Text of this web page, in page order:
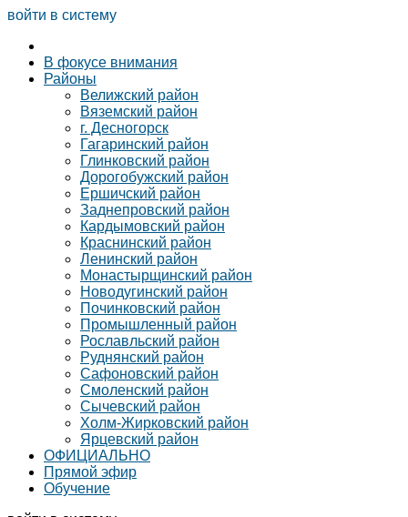
войти в систему
В фокусе внимания
Районы
Велижский район
Вяземский район
г. Десногорск
Гагаринский район
Глинковский район
Дорогобужский район
Ершичский район
Заднепровский район
Кардымовский район
Краснинский район
Ленинский район
Монастырщинский район
Новодугинский район
Починковский район
Промышленный район
Рославльский район
Руднянский район
Сафоновский район
Смоленский район
Сычевский район
Холм-Жирковский район
Ярцевский район
ОФИЦИАЛЬНО
Прямой эфир
Обучение